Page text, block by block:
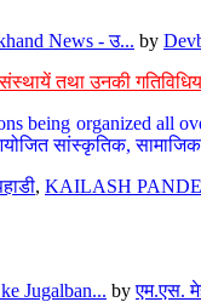
News - उ... by
तथा उनकी
being organized all
आयोजित सांस्कृतिक,
, KAILASH
Jugalban... byएम.एस.